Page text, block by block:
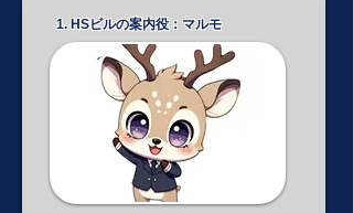
1. HSビルの案内役：マルモ